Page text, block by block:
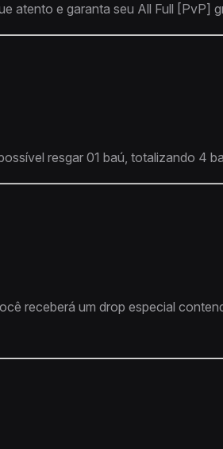
atento e garanta seu All Full [PvP]
resgar 01 baú, totalizando 4
receberá um drop especial